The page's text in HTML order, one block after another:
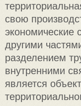
свою
экономические
другими
разделением
внутренними
является